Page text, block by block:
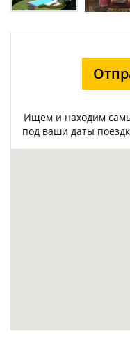
Ищем и находим
под ваши даты